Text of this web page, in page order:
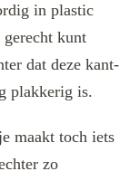
in plastic
kunt
dat deze kant-
plakkerig is.
maakt toch iets
zo